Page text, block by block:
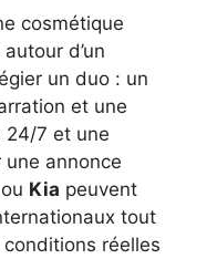
cosmétique
autour d’un
un duo : un
et une
24/7 et une
annonce
ou Kia peuvent
tout
réelles